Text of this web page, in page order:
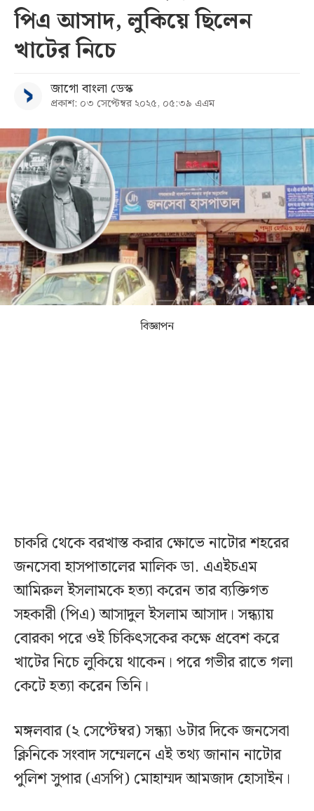
সব
বিভাগ
আর্কাইভ
কনভার্টার
পিএ আসাদ, লুকিয়ে ছিলেন
খাটের নিচে
জাগো বাংলা ডেস্ক
প্রকাশ: ০৩ সেপ্টেম্বর ২০২৫, ০৫:৩৯ এএম
বিজ্ঞাপন
চাকরি থেকে বরখাস্ত করার ক্ষোভে নাটোর শহরের
জনসেবা হাসপাতালের মালিক ডা. এএইচএম
আমিরুল ইসলামকে হত্যা করেন তার ব্যক্তিগত
সহকারী (পিএ) আসাদুল ইসলাম আসাদ। সন্ধ্যায়
বোরকা পরে ওই চিকিৎসকের কক্ষে প্রবেশ করে
খাটের নিচে লুকিয়ে থাকেন। পরে গভীর রাতে গলা
কেটে হত্যা করেন তিনি।
মঙ্গলবার (২ সেপ্টেম্বর) সন্ধ্যা ৬টার দিকে জনসেবা
ক্লিনিকে সংবাদ সম্মেলনে এই তথ্য জানান নাটোর
পুলিশ সুপার (এসপি) মোহাম্মদ আমজাদ হোসাইন।